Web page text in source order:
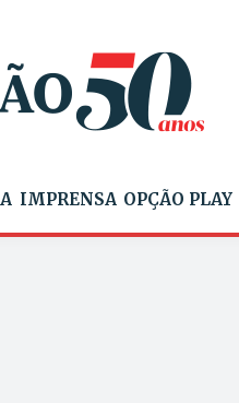
IMPRENSA OPÇÃO PLAY